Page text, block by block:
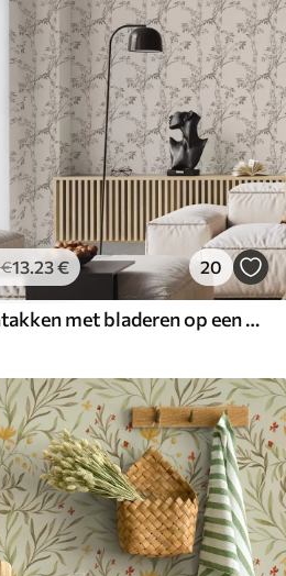
€13.23€ 20
Berkentakken met bladeren op een lichte achtergrond